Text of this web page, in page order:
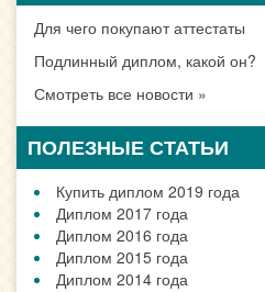
Для чего покупают аттестаты
Подлинный диплом, какой он?
Смотреть все новости »
ПОЛЕЗНЫЕ СТАТЬИ
Купить диплом 2019 года
Диплом 2017 года
Диплом 2016 года
Диплом 2015 года
Диплом 2014 года